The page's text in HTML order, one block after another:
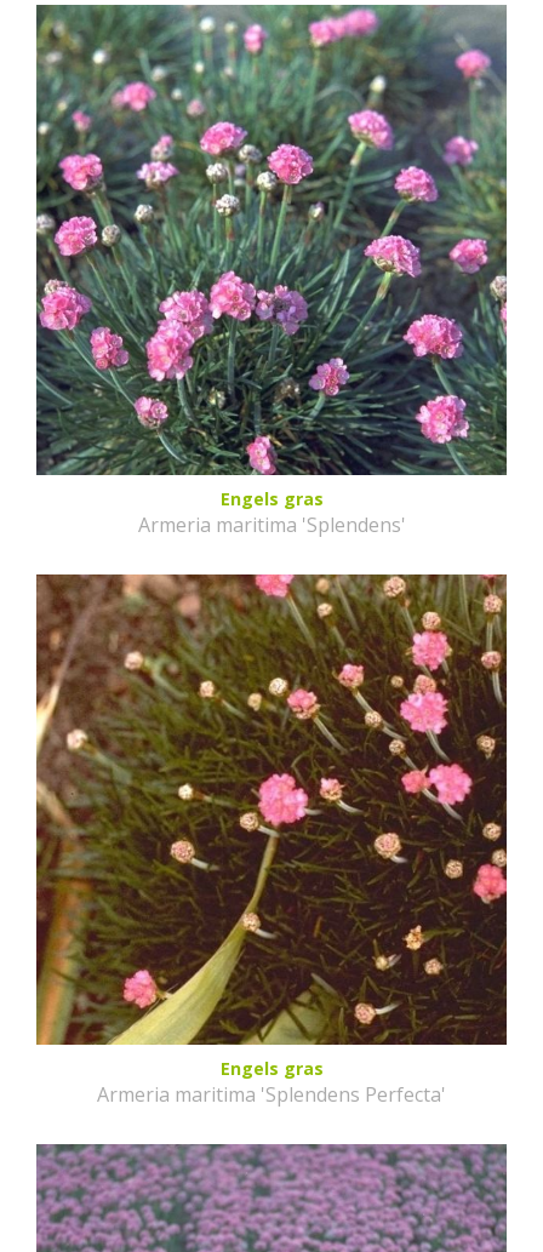
Engels gras
Armeria maritima 'Splendens'
Engels gras
Armeria maritima 'Splendens Perfecta'